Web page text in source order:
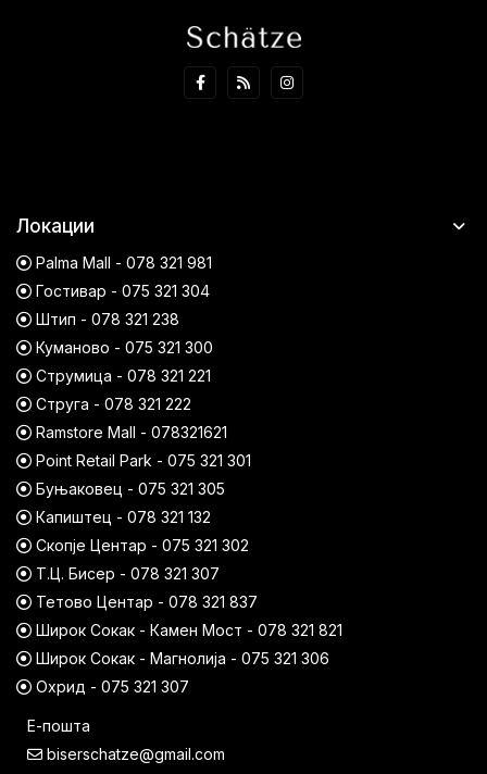
Локации
Palma Mall - 078 321 981
Гостивар - 075 321 304
Штип - 078 321 238
Куманово - 075 321 300
Струмица - 078 321 221
Струга - 078 321 222
Ramstore Mall - 078321621
Point Retail Park - 075 321 301
Буњаковец - 075 321 305
Капиштец - 078 321 132
Скопје Центар - 075 321 302
Т.Ц. Бисер - 078 321 307
Тетово Центар - 078 321 837
Широк Сокак - Камен Мост - 078 321 821
Широк Сокак - Магнолија - 075 321 306
Охрид - 075 321 307
Е-пошта
biserschatze@gmail.com